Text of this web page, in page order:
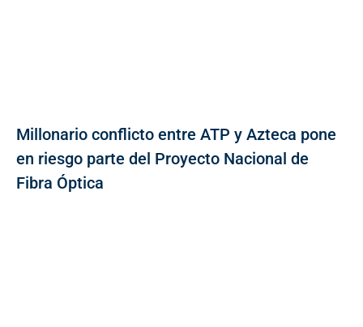
Millonario conflicto entre ATP y Azteca pone
en riesgo parte del Proyecto Nacional de
Fibra Óptica